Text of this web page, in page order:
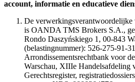
account, informatie en educatieve
De verwerkingsverantwoordelijke
is OANDA TMS Brokers S.A.,
Rondo Daszyńskiego 1, 00-843
(belastingnummer): 526-275-91-
Arrondissementsrechtbank voor
Warschau, XIIIe Handelsafdeling
Gerechtsregister,